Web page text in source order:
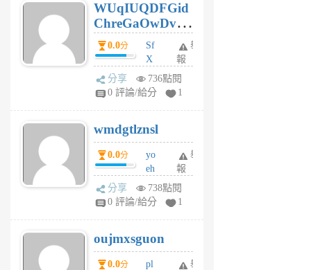
個
月
前
WUqIUQDFGid
ChreGaOwDv
dY0.0分
Sf
X
Pe
Jc
R
P
m
v
A
V
個
月
前
舉
報
分享
736點閱
0 評論/給分
1
wmdgtlznsl
0.0分
yo
eh
ld
gy
個
月
前
舉
報
分享
738點閱
0 評論/給分
1
oujmxsguon
0.0分 pl 舉